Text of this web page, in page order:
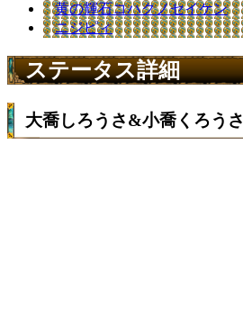
黄の輝石コハクノセイケン
ニジピィ
ステータス詳細
大喬しろうさ&小喬くろうさ